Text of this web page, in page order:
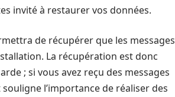
invité à restaurer vos données.
de récupérer que les messages
La récupération est donc
; si vous avez reçu des messages
l’importance de réaliser des